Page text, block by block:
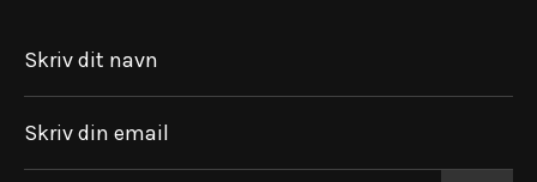
Skriv dit navn
Skriv din email